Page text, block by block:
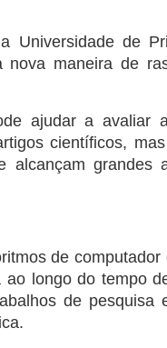
Universidade de
nova maneira de
ajudar a avaliar
científicos,
alcançam grandes
de
ao longo do tempo
de pesquisa